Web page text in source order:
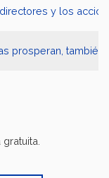
y los
prosperan,